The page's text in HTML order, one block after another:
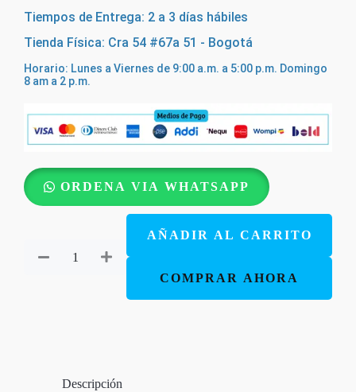
Tiempos de Entrega: 2 a 3 días hábiles
Tienda Física: Cra 54 #67a 51 - Bogotá
Horario: Lunes a Viernes de 9:00 a.m. a 5:00 p.m. Domingo
8 am a 2 p.m.
ORDENA VIA WHATSAPP
AÑADIR AL CARRITO
COMPRAR AHORA
Descripción